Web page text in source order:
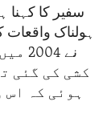
سفیر کا کہنا
ہولناک واقعات
نے
کشی کی گئی
ہوئی کہ